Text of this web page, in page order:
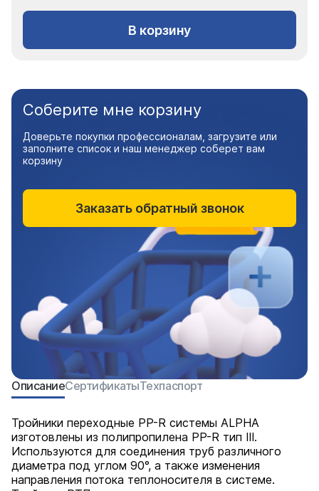
В корзину
ОписаниеСертификатыТехпаспорт
Тройники переходные PP-R системы ALPHA
изготовлены из полипропилена PP-R тип III.
Используются для соединения труб различного
диаметра под углом 90°, а также изменения
направления потока теплоносителя в системе.
Соберите мне корзину
Доверьте покупки профессионалам, загрузите или
заполните список и наш менеджер соберет вам
корзину
Заказать обратный звонок